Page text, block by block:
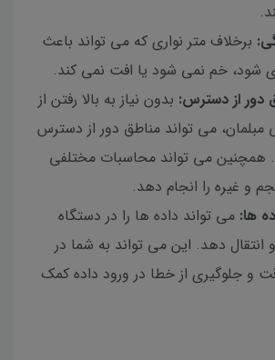
برخلاف متر نواری که می تواند باعث
شود، خم نمی شود یا افت نمی کند.
دور از دسترس: بدون نیاز به بالا رفتن از
مبلمان، می تواند مناطق دور از دسترس
همچنین می تواند محاسبات مختلفی
و غیره را انجام دهد.
ها: می تواند داده ها را در دستگاه
انتقال دهد. این می تواند به شما در
و جلوگیری از خطا در ورود داده کمک